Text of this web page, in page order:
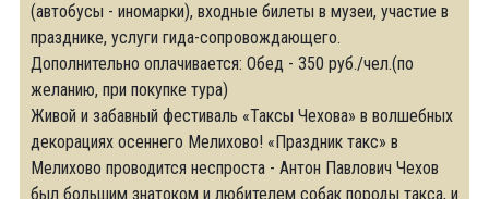
(автобусы - иномарки), входные билеты в музеи, участие в
празднике, услуги гида-сопровождающего.
Дополнительно оплачивается: Обед - 350 руб./чел.(по
желанию, при покупке тура)
Живой и забавный фестиваль «Таксы Чехова» в волшебных
декорациях осеннего Мелихово! «Праздник такс» в
Мелихово проводится неспроста - Антон Павлович Чехов
был большим знатоком и любителем собак породы такса, и